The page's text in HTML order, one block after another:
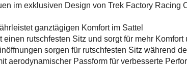
im exklusiven Design von Trek Factory Racing
ganztägigen Komfort im Sattel
einen rutschfesten Sitz und sorgt für mehr
sorgen für rutschfesten Sitz während
aerodynamischer Passform für verbesserte